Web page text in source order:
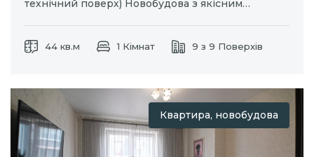
технічний поверх) Новобудова з якісним
технікою.
44 кв.м 1 Кімнат 9 з 9 Поверхів
Квартира, новобудова